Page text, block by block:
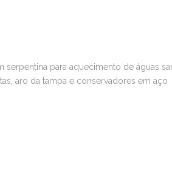
para aquecimento de águas
aro da tampa e conservadores em aço